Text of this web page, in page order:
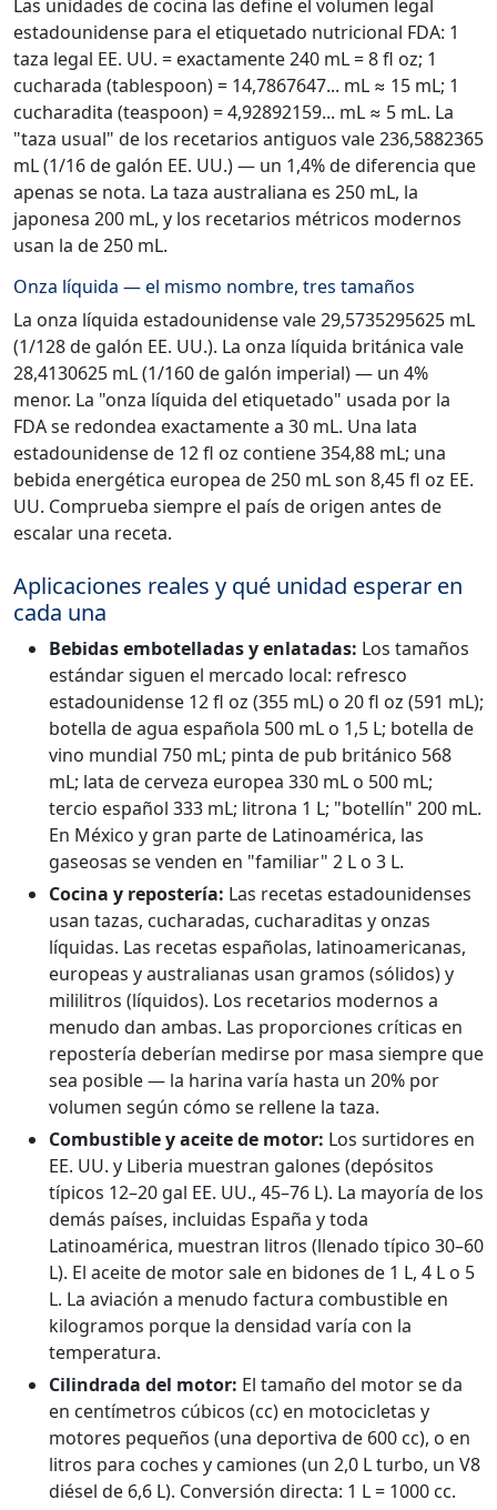
Las unidades de cocina las define el volumen legal
estadounidense para el etiquetado nutricional FDA: 1
taza legal EE. UU. = exactamente 240 mL = 8 fl oz; 1
cucharada (tablespoon) = 14,7867647... mL ≈ 15 mL; 1
cucharadita (teaspoon) = 4,92892159... mL ≈ 5 mL. La
"taza usual" de los recetarios antiguos vale 236,5882365
mL (1/16 de galón EE. UU.) — un 1,4% de diferencia que
apenas se nota. La taza australiana es 250 mL, la
japonesa 200 mL, y los recetarios métricos modernos
usan la de 250 mL.
Onza líquida — el mismo nombre, tres tamaños
La onza líquida estadounidense vale 29,5735295625 mL
(1/128 de galón EE. UU.). La onza líquida británica vale
28,4130625 mL (1/160 de galón imperial) — un 4%
menor. La "onza líquida del etiquetado" usada por la
FDA se redondea exactamente a 30 mL. Una lata
estadounidense de 12 fl oz contiene 354,88 mL; una
bebida energética europea de 250 mL son 8,45 fl oz EE.
UU. Comprueba siempre el país de origen antes de
escalar una receta.
Aplicaciones reales y qué unidad esperar en
cada una
Bebidas embotelladas y enlatadas: Los tamaños
estándar siguen el mercado local: refresco
estadounidense 12 fl oz (355 mL) o 20 fl oz (591 mL);
botella de agua española 500 mL o 1,5 L; botella de
vino mundial 750 mL; pinta de pub británico 568
mL; lata de cerveza europea 330 mL o 500 mL;
tercio español 333 mL; litrona 1 L; "botellín" 200 mL.
En México y gran parte de Latinoamérica, las
gaseosas se venden en "familiar" 2 L o 3 L.
Cocina y repostería: Las recetas estadounidenses
usan tazas, cucharadas, cucharaditas y onzas
líquidas. Las recetas españolas, latinoamericanas,
europeas y australianas usan gramos (sólidos) y
mililitros (líquidos). Los recetarios modernos a
menudo dan ambas. Las proporciones críticas en
repostería deberían medirse por masa siempre que
sea posible — la harina varía hasta un 20% por
volumen según cómo se rellene la taza.
Combustible y aceite de motor: Los surtidores en
EE. UU. y Liberia muestran galones (depósitos
típicos 12–20 gal EE. UU., 45–76 L). La mayoría de los
demás países, incluidas España y toda
Latinoamérica, muestran litros (llenado típico 30–60
L). El aceite de motor sale en bidones de 1 L, 4 L o 5
L. La aviación a menudo factura combustible en
kilogramos porque la densidad varía con la
temperatura.
Cilindrada del motor: El tamaño del motor se da
en centímetros cúbicos (cc) en motocicletas y
motores pequeños (una deportiva de 600 cc), o en
litros para coches y camiones (un 2,0 L turbo, un V8
diésel de 6,6 L). Conversión directa: 1 L = 1000 cc.